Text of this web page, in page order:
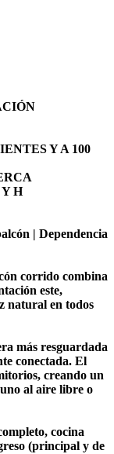
Y A 100
H
| Dependencia
corrido combina
este,
natural en todos
más resguardada
conectada. El
creando un
al aire libre o
cocina
(principal y de